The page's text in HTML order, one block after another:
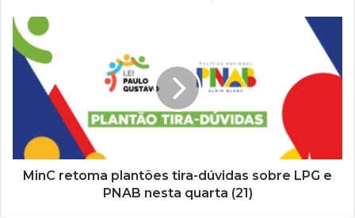
e
m
MinC retoma plantões tira-dúvidas sobre LPG e
PNAB nesta quarta (21)